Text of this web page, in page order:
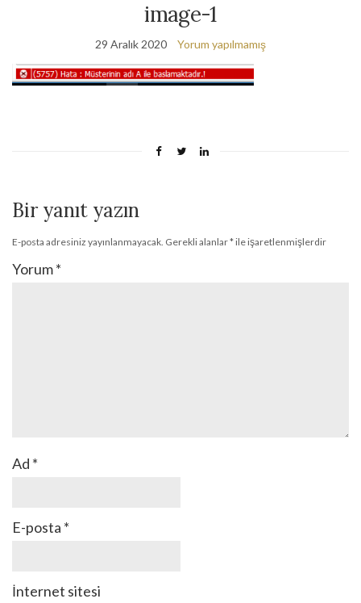
image-1
29 Aralık 2020 Yorum yapılmamış
Bir yanıt yazın
E-posta adresiniz yayınlanmayacak. Gerekli alanlar*ile işaretlenmişlerdir
Yorum*
Ad *
E-posta *
İnternet sitesi